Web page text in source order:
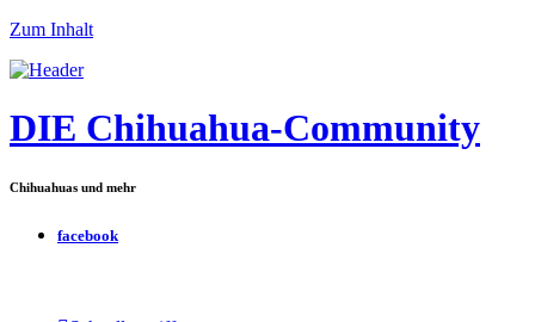
Zum Inhalt
DIE Chihuahua-Community
Chihuahuas und mehr
facebook